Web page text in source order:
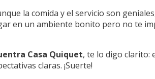
la comida y el servicio son
en un ambiente bonito pero no te
Casa Quiquet, te lo digo clarito:
claras. ¡Suerte!